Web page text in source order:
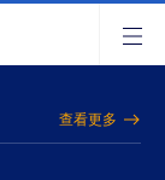
查看更多